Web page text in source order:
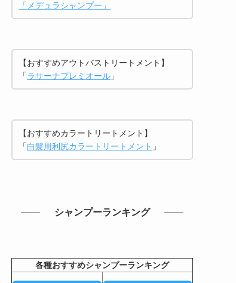
「メデュラシャンプー」
【おすすめアウトバストリートメント】
「ラサーナプレミオール 」
【おすすめカラートリートメント】
「白髪用利尻カラートリートメント 」
シャンプーランキング
各種おすすめシャンプーランキング